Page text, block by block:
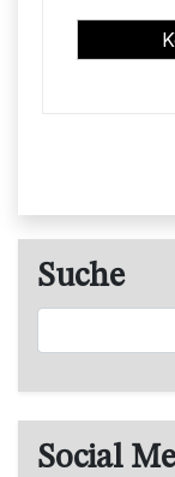
Suche
Suchen
Social